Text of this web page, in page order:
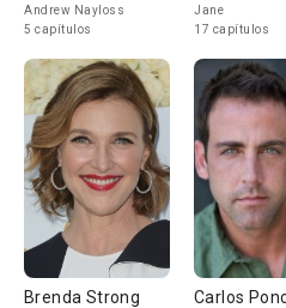
Andrew Nayloss
5 capítulos
Jane
17 capítulos
Brenda Strong Carlos